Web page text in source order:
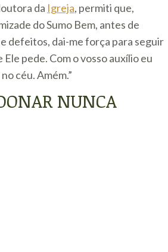
da Igreja, permiti que,
do Sumo Bem, antes de
defeitos, dai-me força para seguir
pede. Com o vosso auxílio eu
céu. Amém.”
NUNCA